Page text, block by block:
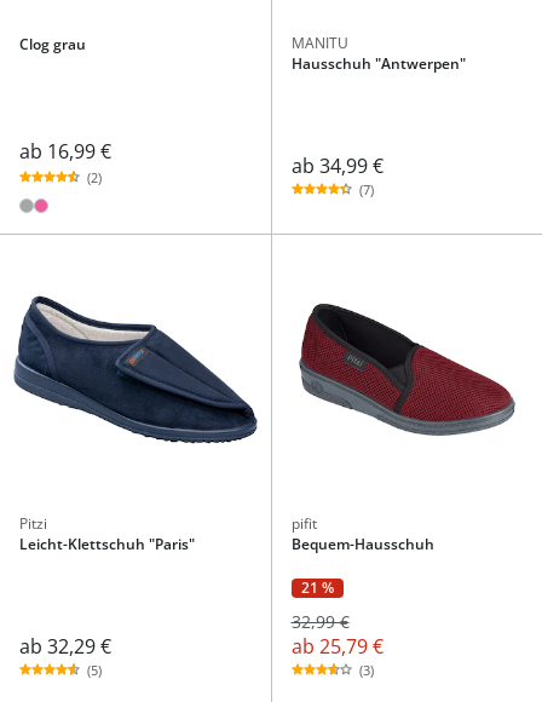
Clog grau
ab 16,99 €
(2)
MANITU
Hausschuh "Antwerpen"
ab 34,99 €
(7)
Pitzi
Leicht-Klettschuh "Paris"
ab 32,29 €
(5)
pifit
Bequem-Hausschuh
21 %
32,99 €
ab 25,79 €
(3)